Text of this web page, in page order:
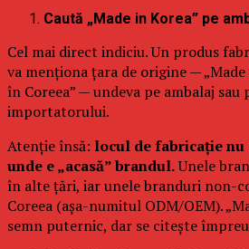
Caută „Made in Korea” pe
Cel mai direct indiciu. Un produs
va menționa țara de origine — „Made
în Coreea” — undeva pe ambalaj sau
importatorului.
Atenție însă: locul de fabricație
unde e „acasă” brandul.Unele
în alte țări, iar unele branduri non-
Coreea (așa-numitul ODM/OEM).
semn puternic, dar se citește